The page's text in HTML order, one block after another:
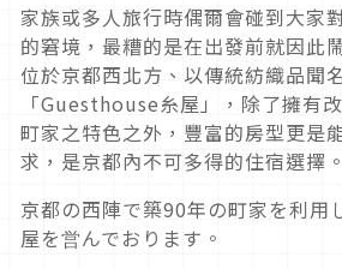
家族或多人旅行時偶爾會碰到大家
的窘境，最糟的是在出發前就因此
位於京都西北方、以傳統紡織品聞
「Guesthouse糸屋」，除了擁有
町家之特色之外，豐富的房型更是
求，是京都內不可多得的住宿選擇。
京都の西陣で築90年の町家を利用
屋を営んでおります。